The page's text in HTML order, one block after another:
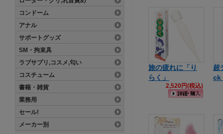
旅の疲れに「り
らく」
2,520円(税込)
超
ck
コンドーム
アナル
サポートグッズ
SM・拘束具
ラブサプリ,コスメ,匂い
コスチューム
書籍・雑貨
業務用
セール!
メーカー別